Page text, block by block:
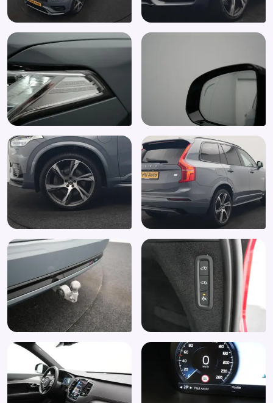
Bots herkenning systeem
Bots waarschuwing systeem
Brake Assist System
Buitenspiegel(s) automatisch dimmend
Buitenspiegels elektrisch inklapbaar
Buitenspiegels elektrisch verstel- en verwarmbaar
Centrale deurvergrendeling met afstandsbediening
Connected services
Contourstoelen
Cruise Control Adaptive
Dakrails
Digitale Cockpit
Dimlichten automatisch
Draadloze telefoonlader
ECC Achter
Electronic climate control
Elektrisch bedienbare achterklep met sensorsturing
Elektrische ramen voor en achter
Elektronische remkrachtverdeling
Elektronisch Stabiliteits Programma
Extra getint glas achter
Grootlichtassistent
Hill hold functie